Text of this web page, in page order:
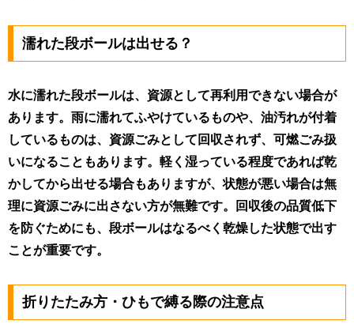
濡れた段ボールは出せる？
水に濡れた段ボールは、資源として再利用できない場合が
あります。雨に濡れてふやけているものや、油汚れが付着
しているものは、資源ごみとして回収されず、可燃ごみ扱
いになることもあります。軽く湿っている程度であれば乾
かしてから出せる場合もありますが、状態が悪い場合は無
理に資源ごみに出さない方が無難です。回収後の品質低下
を防ぐためにも、段ボールはなるべく乾燥した状態で出す
ことが重要です。
折りたたみ方・ひもで縛る際の注意点